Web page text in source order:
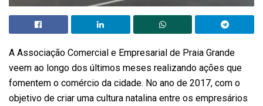
A Associação Comercial e Empresarial de Praia Grande
veem ao longo dos últimos meses realizando ações que
fomentem o comércio da cidade. No ano de 2017, com o
objetivo de criar uma cultura natalina entre os empresários